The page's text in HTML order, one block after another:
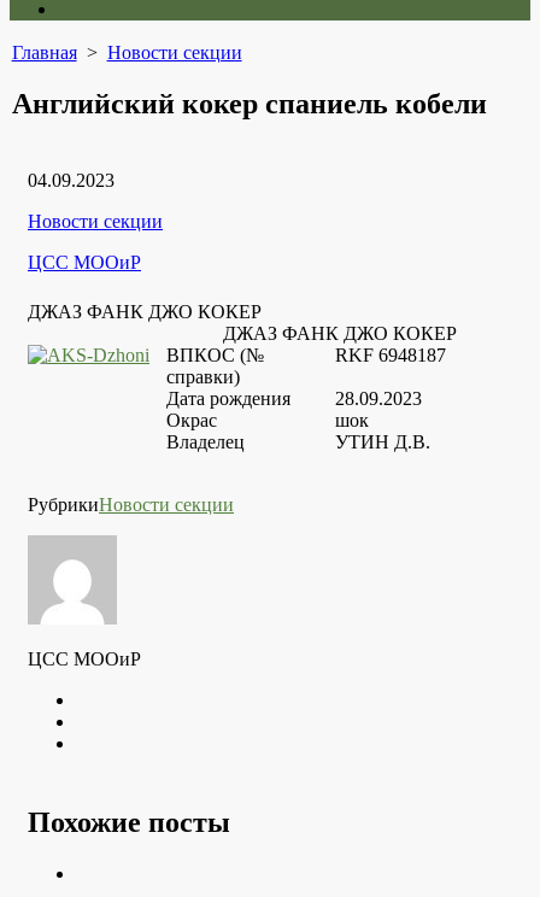
menu
Главная> Новости секции
Английский кокер спаниель кобели
Дата
04.09.2023
Рубрики
Новости секции
Автор
ЦСС МООиР
ДЖАЗ ФАНК ДЖО КОКЕР
ДЖАЗ ФАНК ДЖО КОКЕР
ВПКОС (№
справки)
RKF 6948187
Дата рождения
28.09.2023
Окрас
шок
Владелец
УТИН Д.В.
РубрикиНовости секции
ЦСС МООиР
Похожие посты